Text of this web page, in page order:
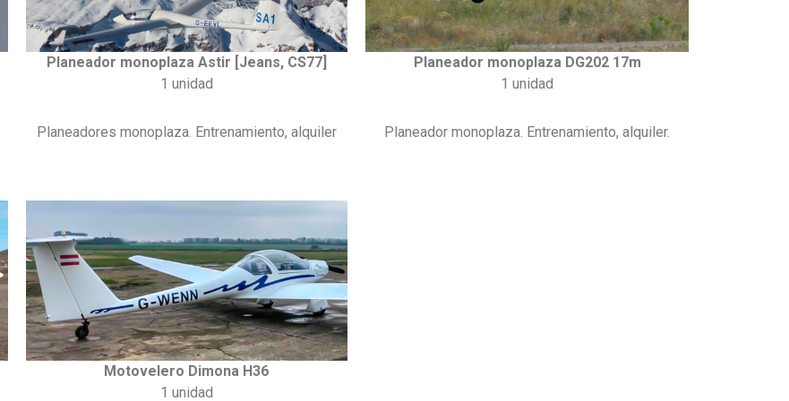
Planeador monoplaza Astir [Jeans, CS77]
1 unidad
Planeadores monoplaza. Entrenamiento, alquiler
Planeador monoplaza DG202 17m
1 unidad
Planeador monoplaza. Entrenamiento, alquiler.
Motovelero Dimona H36
1 unidad